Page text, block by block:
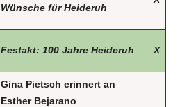
Wünsche für Heideruh
Festakt: 100 Jahre Heideruh X
Gina Pietsch erinnert an
Esther Bejarano